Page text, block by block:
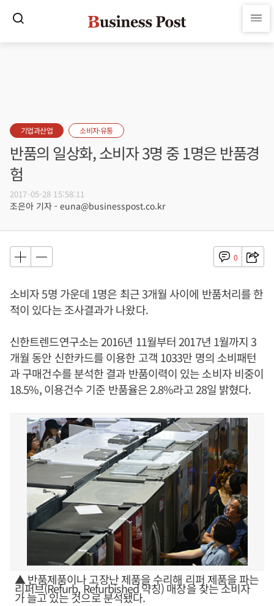
기업과산업 소비자·유통
반품의 일상화, 소비자 3명 중 1명은 반품경
험
2017-05-28 15:58:11
조은아 기자 - euna@businesspost.co.kr
0
소비자 5명 가운데 1명은 최근 3개월 사이에 반품처리를 한
적이 있다는 조사결과가 나왔다.
신한트렌드연구소는 2016년 11월부터 2017년 1월까지 3
개월 동안 신한카드를 이용한 고객 1033만 명의 소비패턴
과 구매건수를 분석한 결과 반품이력이 있는 소비자 비중이
18.5%, 이용건수 기준 반품율은 2.8%라고 28일 밝혔다.
▲ 반품제품이나 고장난 제품을 수리해 리퍼 제품을 파는
리퍼브(Refurb, Refurbished 약칭) 매장을 찾는 소비자
가 늘고 있는 것으로 분석됐다.